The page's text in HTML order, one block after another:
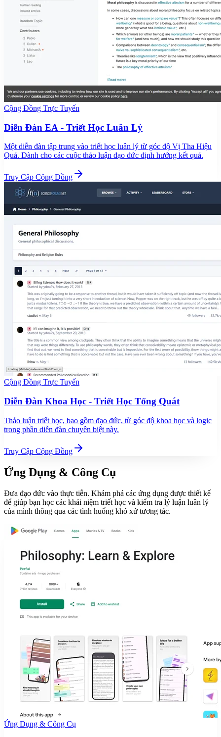
Cộng Đồng Trực Tuyến
Diễn Đàn EA - Triết Học Luân Lý
Một diễn đàn tập trung vào triết học luân lý từ góc độ Vị Tha Hiệu
Quả. Dành cho các cuộc thảo luận đạo đức định hướng kết quả.
Truy Cập Cộng Đồng
Cộng Đồng Trực Tuyến
Diễn Đàn Khoa Học - Triết Học Tổng Quát
Thảo luận triết học, bao gồm đạo đức, từ góc độ khoa học và logic
trong phần diễn đàn chuyên biệt này.
Truy Cập Cộng Đồng
Ứng Dụng & Công Cụ
Đưa đạo đức vào thực tiễn. Khám phá các ứng dụng được thiết kế
để giúp bạn học các khái niệm triết học và kiểm tra lý luận luân lý
của mình thông qua các tình huống khó xử tương tác.
Ứng Dụng & Công Cụ